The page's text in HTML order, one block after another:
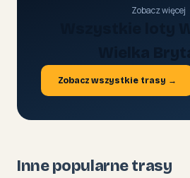
Zobacz więcej
Wielka
Zobacz wszystkie trasy →
Inne popularne trasy